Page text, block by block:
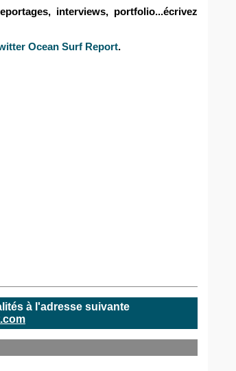
interviews, portfolio...écrivez
Ocean Surf Report.
à l'adresse suivante